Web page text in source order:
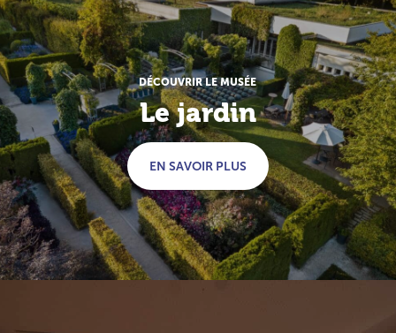
PAGE PARENTE :
DÉCOUVRIR LE MUSÉE
Le jardin
EN SAVOIR PLUS